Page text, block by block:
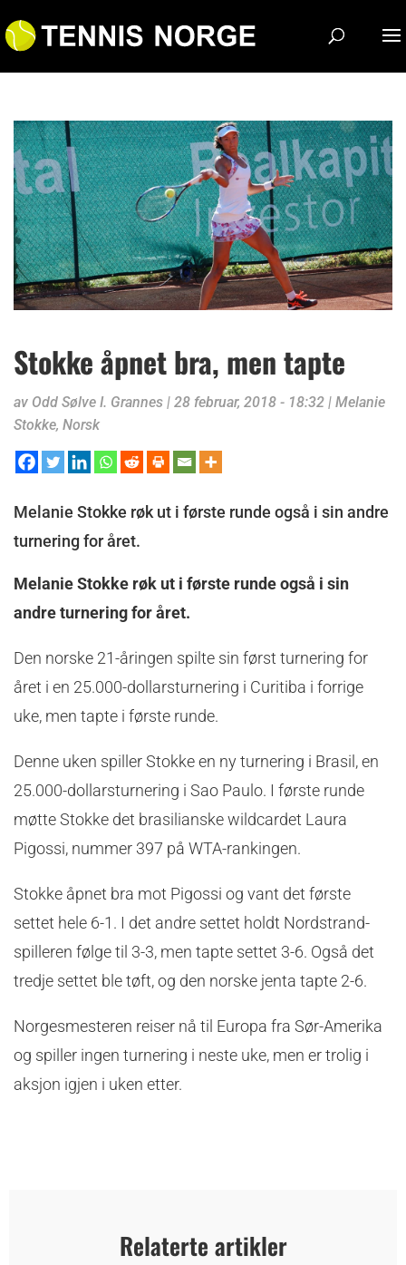
Stokke åpnet bra, men tapte
av Odd Sølve I. Grannes | 28 februar, 2018 - 18:32 | Melanie
Stokke, Norsk
Melanie Stokke røk ut i første runde også i sin andre
turnering for året.
Melanie Stokke røk ut i første runde også i sin
andre turnering for året.
Den norske 21-åringen spilte sin først turnering for
året i en 25.000-dollarsturnering i Curitiba i forrige
uke, men tapte i første runde.
Denne uken spiller Stokke en ny turnering i Brasil, en
25.000-dollarsturnering i Sao Paulo. I første runde
møtte Stokke det brasilianske wildcardet Laura
Pigossi, nummer 397 på WTA-rankingen.
Stokke åpnet bra mot Pigossi og vant det første
settet hele 6-1. I det andre settet holdt Nordstrand-
spilleren følge til 3-3, men tapte settet 3-6. Også det
tredje settet ble tøft, og den norske jenta tapte 2-6.
Norgesmesteren reiser nå til Europa fra Sør-Amerika
og spiller ingen turnering i neste uke, men er trolig i
aksjon igjen i uken etter.
Relaterte artikler